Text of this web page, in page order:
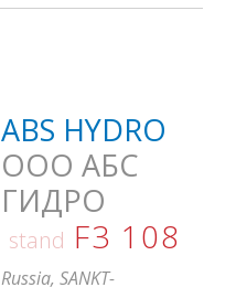
ABS HYDRO
ООО АБС
ГИДРО
stand F3 108
Russia, SANKT-